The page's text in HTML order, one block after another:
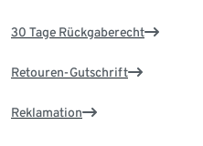
30 Tage Rückgaberecht
Retouren-Gutschrift
Reklamation